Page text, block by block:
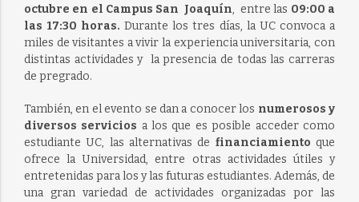
octubre en el Campus San Joaquín, entre las 09:00 a
las 17:30 horas. Durante los tres días, la UC convoca a
miles de visitantes a vivir la experiencia universitaria, con
distintas actividades y la presencia de todas las carreras
de pregrado.
También, en el evento se dan a conocer los numerosos y
diversos servicios a los que es posible acceder como
estudiante UC, las alternativas de financiamiento que
ofrece la Universidad, entre otras actividades útiles y
entretenidas para los y las futuras estudiantes. Además, de
una gran variedad de actividades organizadas por las